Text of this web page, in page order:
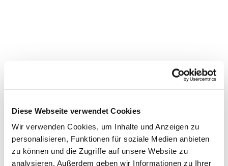
Diese Webseite verwendet Cookies
Wir verwenden Cookies, um Inhalte und Anzeigen zu
personalisieren, Funktionen für soziale Medien anbieten
zu können und die Zugriffe auf unsere Website zu
analysieren. Außerdem geben wir Informationen zu Ihrer